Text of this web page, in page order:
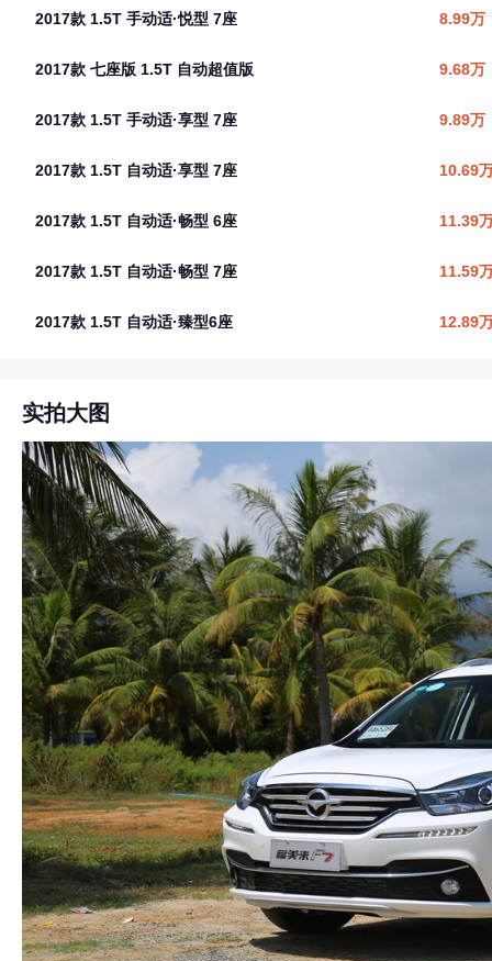
2017款 1.5T 手动适·悦型 7座 8.99万
2017款 七座版 1.5T 自动超值版 9.68万
2017款 1.5T 手动适·享型 7座 9.89万
2017款 1.5T 自动适·享型 7座 10.69
2017款 1.5T 自动适·畅型 6座 11.39
2017款 1.5T 自动适·畅型 7座 11.59
2017款 1.5T 自动适·臻型6座 12.89
实拍大图